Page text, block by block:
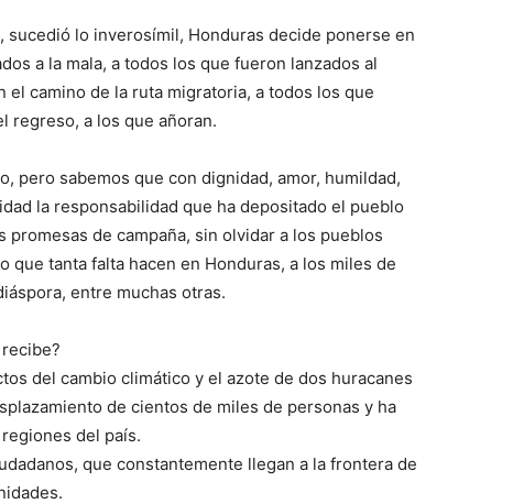
sucedió lo inverosímil, Honduras decide ponerse en
a la mala, a todos los que fueron lanzados al
camino de la ruta migratoria, a todos los que
regreso, a los que añoran.
pero sabemos que con dignidad, amor, humildad,
la responsabilidad que ha depositado el pueblo
de campaña, sin olvidar a los pueblos
tanta falta hacen en Honduras, a los miles de
entre muchas otras.
del cambio climático y el azote de dos huracanes
de cientos de miles de personas y ha
del país.
que constantemente llegan a la frontera de